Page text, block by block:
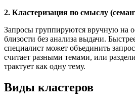
2. Кластеризация по смыслу
Запросы группируются вручную на
близости без анализа выдачи.
специалист может объединить
считает разными темами, или
трактует как одну тему.
Виды кластеров